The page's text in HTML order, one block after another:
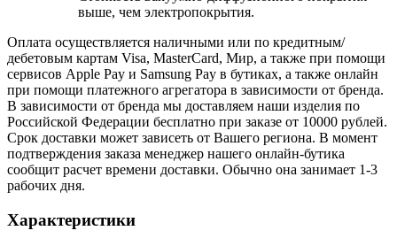
выше, чем электропокрытия.
Оплата осуществляется наличными или по кредитным/
дебетовым картам Visa, MasterCard, Мир, а также при помощи
сервисов Apple Pay и Samsung Pay в бутиках, а также онлайн
при помощи платежного агрегатора в зависимости от бренда.
В зависимости от бренда мы доставляем наши изделия по
Российской Федерации бесплатно при заказе от 10000 рублей.
Срок доставки может зависеть от Вашего региона. В момент
подтверждения заказа менеджер нашего онлайн-бутика
сообщит расчет времени доставки. Обычно она занимает 1-3
рабочих дня.
Характеристики